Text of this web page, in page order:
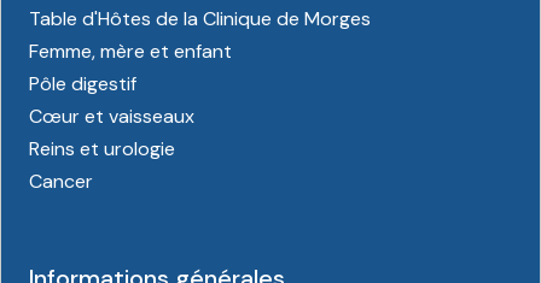
Table d'Hôtes de la Clinique de Morges
Femme, mère et enfant
Pôle digestif
Cœur et vaisseaux
Reins et urologie
Cancer